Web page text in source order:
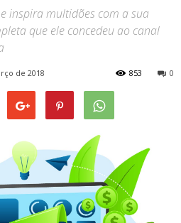
inspira multidões com a sua
que ele concedeu ao canal
de 2018 0
853